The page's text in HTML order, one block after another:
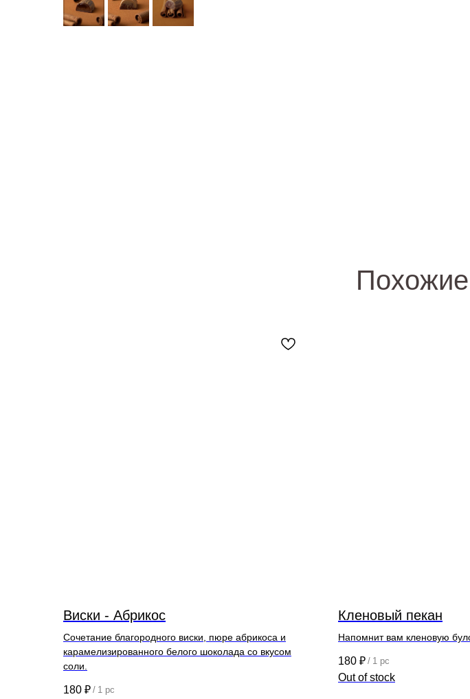
Виски - Абрикос
Сочетание благородного виски, пюре абрикоса и
карамелизированного белого шоколада со вкусом
соли.
180 ₽ / 1 pc
Кленовый пекан
Напомнит вам кленовую
180 ₽ / 1 pc
Out of stock